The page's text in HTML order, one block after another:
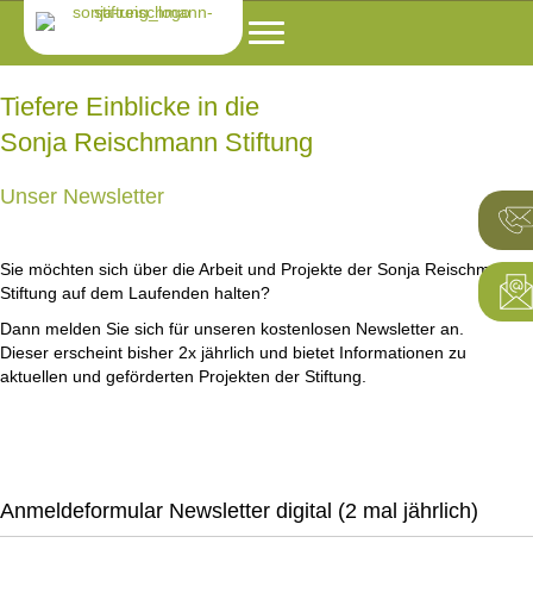
Tiefere Einblicke in die
Sonja Reischmann Stiftung
Unser Newsletter
Sie möchten sich über die Arbeit und Projekte der Sonja Reischmann
Stiftung auf dem Laufenden halten?
Dann melden Sie sich für unseren kostenlosen Newsletter an.
Dieser erscheint bisher 2x jährlich und bietet Informationen zu
aktuellen und geförderten Projekten der Stiftung.
Anmeldeformular Newsletter digital (2 mal jährlich)